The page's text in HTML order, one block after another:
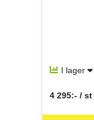
I lager
4 295:- / st
SEK per ST